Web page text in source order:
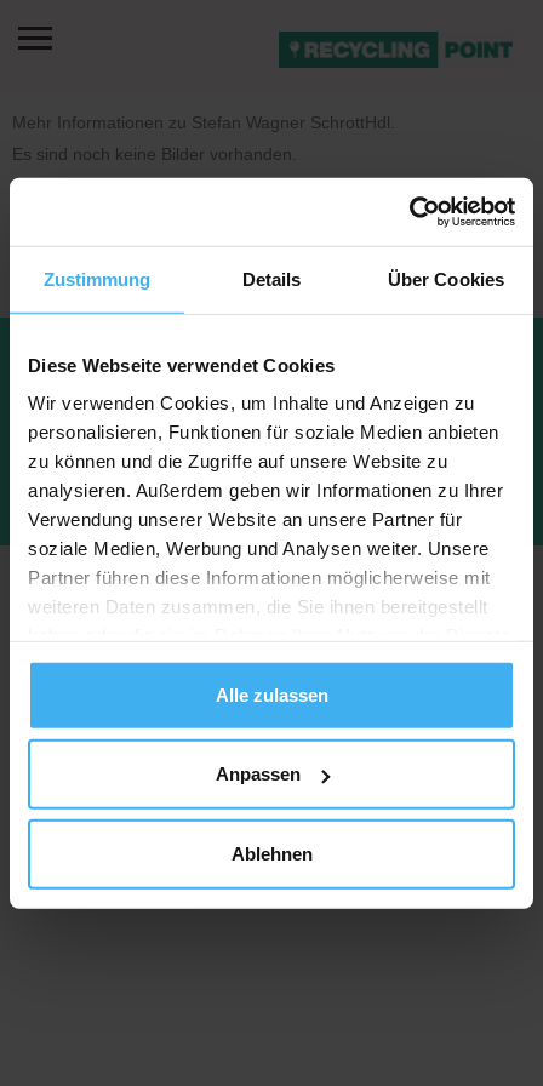
Zustimmung Details Über Cookies
Diese Webseite verwendet Cookies
Wir verwenden Cookies, um Inhalte und Anzeigen zu
personalisieren, Funktionen für soziale Medien anbieten
zu können und die Zugriffe auf unsere Website zu
analysieren. Außerdem geben wir Informationen zu Ihrer
Verwendung unserer Website an unsere Partner für
soziale Medien, Werbung und Analysen weiter. Unsere
Partner führen diese Informationen möglicherweise mit
weiteren Daten zusammen, die Sie ihnen bereitgestellt
gesammelt haben.
Alle zulassen
Anpassen
Ablehnen
Mehr Informationen zu Stefan Wagner SchrottHdl.
Es sind noch keine Bilder vorhanden.
Datenschu
Impressu
Copyright © 2023 Recyclingpoint